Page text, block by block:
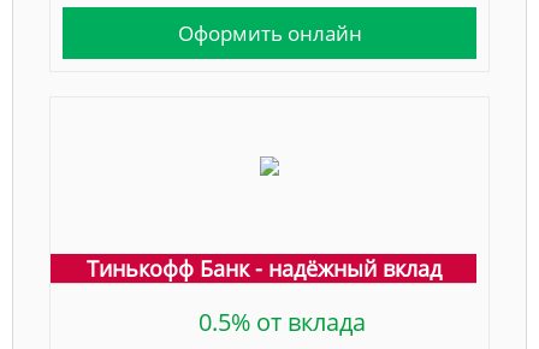
Оформить онлайн
Тинькофф Банк - надёжный вклад
0.5% от вклада